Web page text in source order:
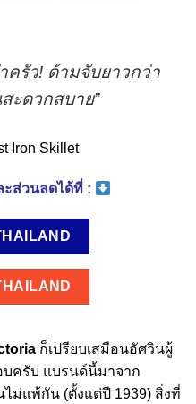
ครัว! ด้ามจับยาวกว่า
ะดวกสบาย”
ส่วนลดได้ที่ :
ก็เปรียบเสมือนอัศวินผู้
บครับ แบรนด์นี้มาจาก
ม่แพ้กัน (ตั้งแต่ปี 1939) สิ่งที่